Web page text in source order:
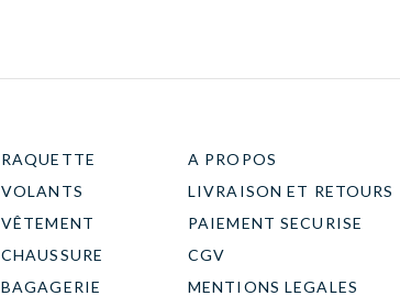
RAQUETTE
VOLANTS
VÊTEMENT
CHAUSSURE
BAGAGERIE
A PROPOS
LIVRAISON ET RETOURS
PAIEMENT SECURISE
CGV
MENTIONS LEGALES